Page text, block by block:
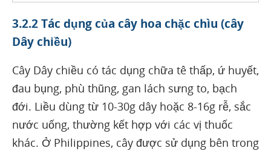
3.2.2 Tác dụng của cây hoa chặc chìu (cây
Dây chiều)
Cây Dây chiều có tác dụng chữa tê thấp, ứ huyết,
đau bụng, phù thũng, gan lách sưng to, bạch
đới. Liều dùng từ 10-30g dây hoặc 8-16g rễ, sắc
nước uống, thường kết hợp với các vị thuốc
khác. Ở Philippines, cây được sử dụng bên trong